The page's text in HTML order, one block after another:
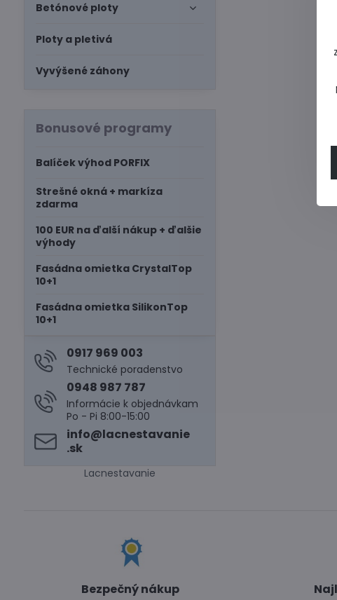
Betónové ploty
Ploty a pletivá
Vyvýšené záhony
Bonusové programy
Balíček výhod PORFIX
Strešné okná + markíza
zdarma
100 EUR na ďalší nákup + ďalšie
výhody
Fasádna omietka CrystalTop
10+1
Fasádna omietka SilikonTop
10+1
0917 969 003
Technické poradenstvo
0948 987 787
Informácie k objednávkam
Po - Pi 8:00-15:00
info​@lacnestavanie​
.sk
Lacnestavanie
Bezpečný nákup